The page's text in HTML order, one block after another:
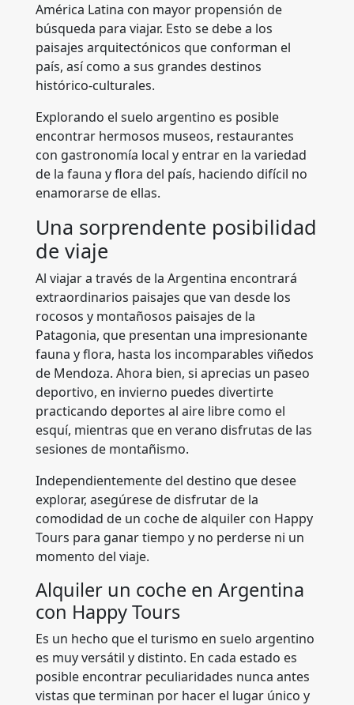
América Latina con mayor propensión de
búsqueda para viajar. Esto se debe a los
paisajes arquitectónicos que conforman el
país, así como a sus grandes destinos
histórico-culturales.
Explorando el suelo argentino es posible
encontrar hermosos museos, restaurantes
con gastronomía local y entrar en la variedad
de la fauna y flora del país, haciendo difícil no
enamorarse de ellas.
Una sorprendente posibilidad
de viaje
Al viajar a través de la Argentina encontrará
extraordinarios paisajes que van desde los
rocosos y montañosos paisajes de la
Patagonia, que presentan una impresionante
fauna y flora, hasta los incomparables viñedos
de Mendoza. Ahora bien, si aprecias un paseo
deportivo, en invierno puedes divertirte
practicando deportes al aire libre como el
esquí, mientras que en verano disfrutas de las
sesiones de montañismo.
Independientemente del destino que desee
explorar, asegúrese de disfrutar de la
comodidad de un coche de alquiler con Happy
Tours para ganar tiempo y no perderse ni un
momento del viaje.
Alquiler un coche en Argentina
con Happy Tours
Es un hecho que el turismo en suelo argentino
es muy versátil y distinto. En cada estado es
posible encontrar peculiaridades nunca antes
vistas que terminan por hacer el lugar único y